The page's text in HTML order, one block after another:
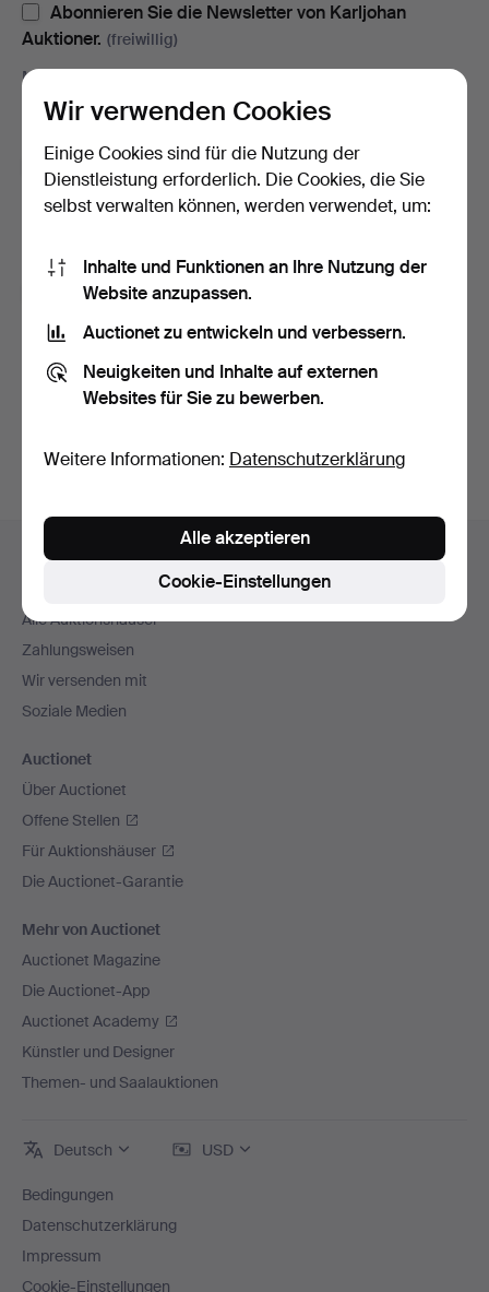
Abonnieren Sie die Newsletter von Karljohan
Auktioner. (freiwillig)
Mit u.a. Auktionskatalogen, Enladungen zu Veranstaltungen und
Neuigkeiten. Sie können das Abonnement ganz einfach
beenden, falls Sie nicht mehr interessiert sind.
Abonnieren Sie den Auctionet-Newsletter.
Mit u. a. Expertentipps, ausgewählten Objekten und Inspiration.
Ich bin über 18 Jahre alt und akzeptiere
Nutzungsbedingungen
Datenschutzerklärungzur Kenntnis genommen habe.
Konto erstellen
Navigation
Hilfe und Kontakt
Kontakt mit dem Support aufnehmen
Alle Auktionshäuser
Zahlungsweisen
Wir versenden mit
Soziale Medien
Auctionet
Über Auctionet
Offene Stellen
Für Auktionshäuser
Die Auctionet-Garantie
Mehr von Auctionet
Auctionet Magazine
Die Auctionet-App
Auctionet Academy
Künstler und Designer
Themen- und Saalauktionen
Deutsch USD
Bedingungen
Datenschutzerklärung
Impressum
Cookie-Einstellungen
Wir verwenden Cookies
Einige Cookies sind für die Nutzung der
Dienstleistung erforderlich. Die Cookies, die Sie
selbst verwalten können, werden verwendet, um:
Inhalte und Funktionen an Ihre Nutzung der
Website anzupassen.
Auctionet zu entwickeln und verbessern.
Neuigkeiten und Inhalte auf externen
Websites für Sie zu bewerben.
Weitere Informationen: Datenschutzerklärung
Cookie-Einstellungen
Alle akzeptieren